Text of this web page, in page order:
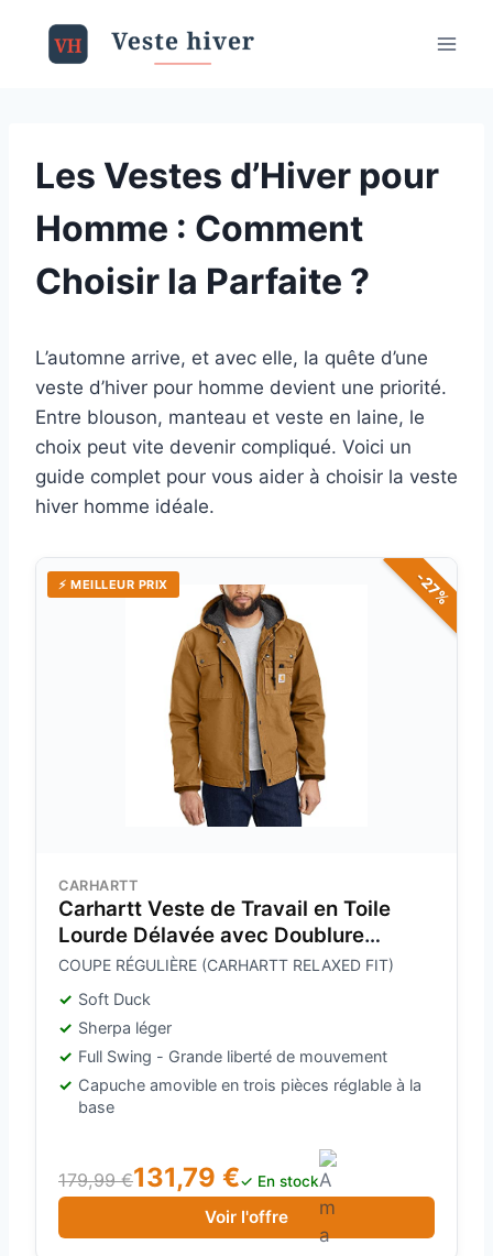
Les Vestes d’Hiver pour
Homme : Comment
Choisir la Parfaite ?
L’automne arrive, et avec elle, la quête d’une
veste d’hiver pour homme devient une priorité.
Entre blouson, manteau et veste en laine, le
choix peut vite devenir compliqué. Voici un
guide complet pour vous aider à choisir la veste
hiver homme idéale.
-27%
⚡ MEILLEUR PRIX
CARHARTT
Carhartt Veste de Travail en Toile
Lourde Délavée avec Doublure
Sherpa Coupe Décontractée Homme,
Marron (Carhartt Brown), L
COUPE RÉGULIÈRE (CARHARTT RELAXED FIT)
Soft Duck
Sherpa léger
Full Swing - Grande liberté de mouvement
Capuche amovible en trois pièces réglable à la
base
179,99 €131,79 €✓ En stock
Voir l'offre